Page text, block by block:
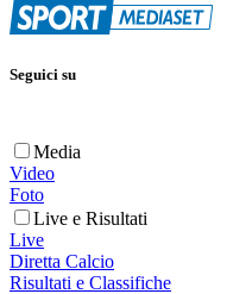
Seguici su
Media
Video
Foto
Live e Risultati
Live
Diretta Calcio
Risultati e Classifiche